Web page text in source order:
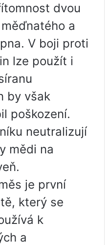
dvou
a
V boji proti
lze použít i
by však
poškození.
neutralizují
mědi na
je první
který se
k
a